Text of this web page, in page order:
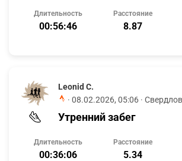
Длительность
00:56:46
Расстояние
8.87
Leonid C.
· 08.02.2026, 05:06 ·
Утренний забег
Длительность
00:36:06
Расстояние
5.34